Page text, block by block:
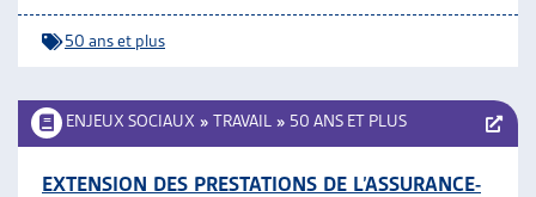
50 ans et plus
ENJEUX SOCIAUX » TRAVAIL » 50 ANS ET PLUS
EXTENSION DES PRESTATIONS DE L’ASSURANCE-